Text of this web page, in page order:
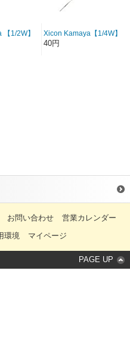
1/2W】
カー
Xicon Kamaya【1/4W】
Carbon Composition/カー
40円
お問い合わせ
営業カレンダー
環境 マイページ
PAGE UP